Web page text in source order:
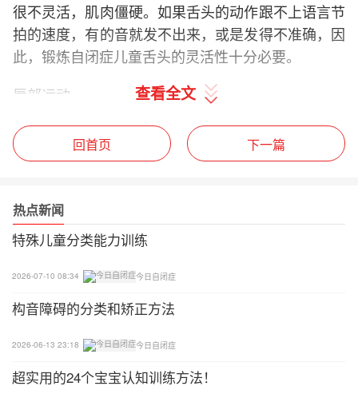
很不灵活，肌肉僵硬。如果舌头的动作跟不上语言节
拍的速度，有的音就发不出来，或是发得不准确，因
此，锻炼自闭症儿童舌头的灵活性十分必要。
唇部运动
1.将嘴巴张开至最大(或说”啊”)，停留3—5秒再放
松；
松；
3.将嘴巴噘嘴呈圆形(或说”呜”)，停留3—5秒再放
松；
4.将嘴形从”啊”变成”一”(可不发出声音)，连续3—5
次；
5.将嘴形从”啊”变成”呜”(可不发出声音)，连续3—5
查看全文
回首页 下一篇
热点新闻
特殊儿童分类能力训练
2026-07-10 08:34 今日自闭症
构音障碍的分类和矫正方法
2026-06-13 23:18 今日自闭症
超实用的24个宝宝认知训练方法！